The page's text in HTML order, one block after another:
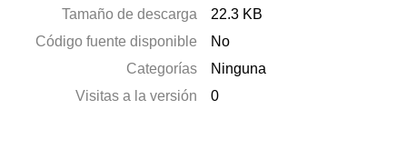
Tamaño de descarga
22.3 KB
Código fuente disponible
No
Categorías
Ninguna
Visitas a la versión
0